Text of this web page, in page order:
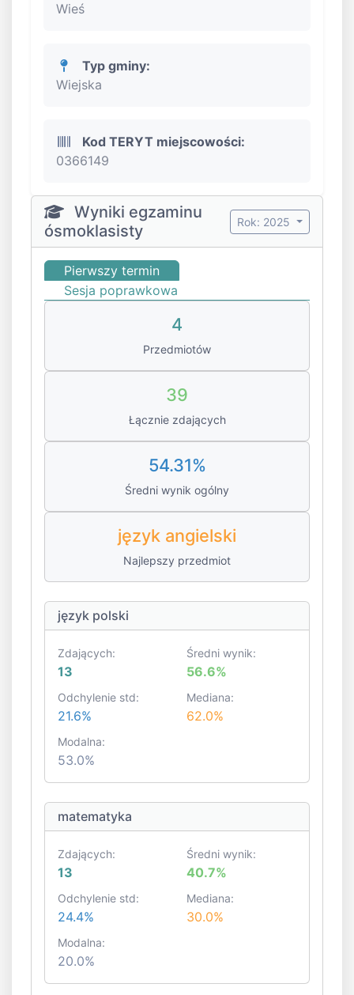
Wieś
Typ gminy:
Wiejska
Kod TERYT miejscowości:
0366149
Wyniki egzaminu
ósmoklasisty
Rok: 2025
Pierwszy termin
Sesja poprawkowa
4
Przedmiotów
39
Łącznie zdających
54.31%
Średni wynik ogólny
język angielski
Najlepszy przedmiot
język polski
Zdających:
13
Średni wynik:
56.6%
Odchylenie std:
21.6%
Mediana:
62.0%
Modalna:
53.0%
matematyka
Zdających:
13
Średni wynik:
40.7%
Odchylenie std:
24.4%
Mediana:
30.0%
Modalna:
20.0%